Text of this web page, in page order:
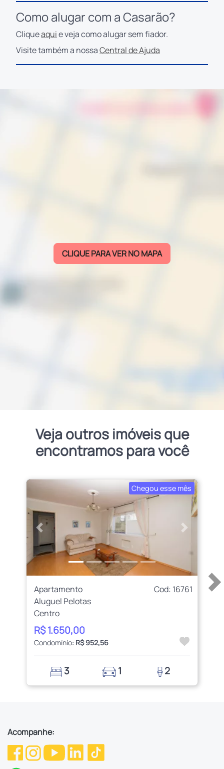
Como alugar com a Casarão?
Cliqueaquie veja como alugar sem fiador.
Visite também a nossaCentral de Ajuda
CLIQUE PARA VER NO MAPA
Veja outros imóveis que
encontramos para você
Chegou esse mês
Anterior Próximo
Apartamento
Cod: 16761
Aluguel Pelotas
Centro
R$ 1.650,00
Condomínio: R$ 952,56
3 1 2
Acompanhe: